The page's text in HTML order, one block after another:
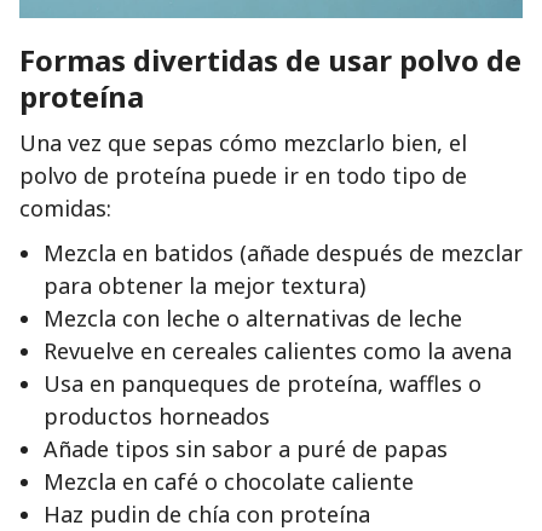
Formas divertidas de usar polvo de
proteína
Una vez que sepas cómo mezclarlo bien, el
polvo de proteína puede ir en todo tipo de
comidas:
Mezcla en batidos (añade después de mezclar
para obtener la mejor textura)
Mezcla con leche o alternativas de leche
Revuelve en cereales calientes como la avena
Usa en panqueques de proteína, waffles o
productos horneados
Añade tipos sin sabor a puré de papas
Mezcla en café o chocolate caliente
Haz pudin de chía con proteína